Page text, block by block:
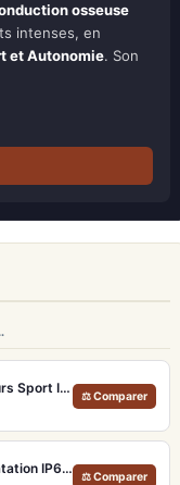
osseuse
intenses, en
et Autonomie. Son
JLab Go Air Sport Graphite – Écouteurs Sport IP55 Crochets d'Oreille
⚖ Comparer
Shokz OpenSwim Pro – Casque de natation IP68 avec MP3 32 Go et Bluetooth
⚖ Comparer